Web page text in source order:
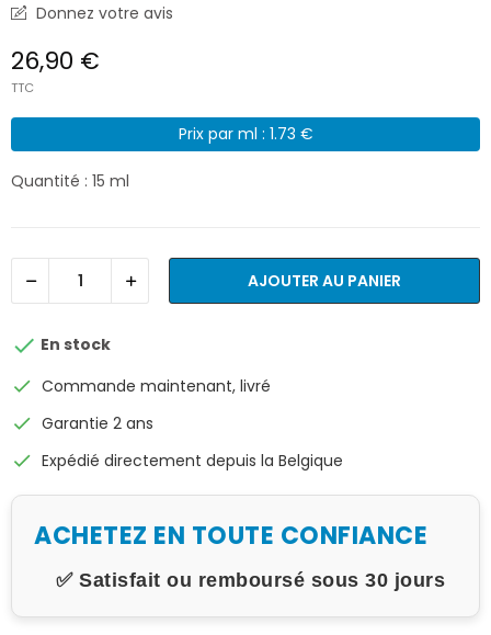
Donnez votre avis
26,90 €
TTC
Prix par ml : 1.73 €
Quantité : 15 ml
AJOUTER AU PANIER
 En stock
check Commande maintenant, livré
check Garantie 2 ans
check Expédié directement depuis la Belgique
ACHETEZ EN TOUTE CONFIANCE
✅ Satisfait ou remboursé sous 30 jours